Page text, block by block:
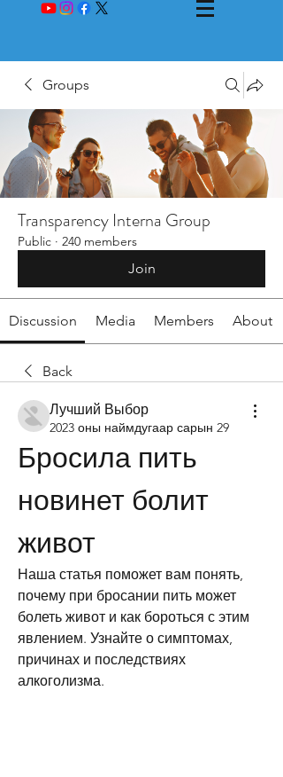
Groups
Transparency Interna Group
Public · 240 members
Join
Discussion Media Members About
Back
Лучший Выбор
2023 оны наймдугаар сарын 29
Бросила пить
новинет болит
живот
Наша статья поможет вам понять,
почему при бросании пить может
болеть живот и как бороться с этим
явлением. Узнайте о симптомах,
причинах и последствиях
алкоголизма.